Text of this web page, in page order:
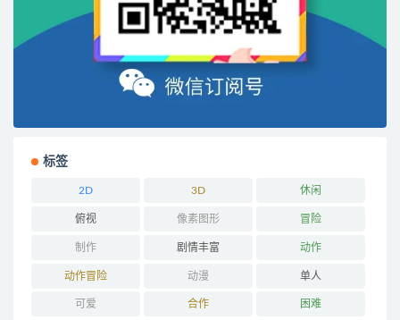
标签
2D 3D 休闲
俯视 像素图形 冒险
制作 剧情丰富 动作
动作冒险 动漫 单人
可爱 合作 困难